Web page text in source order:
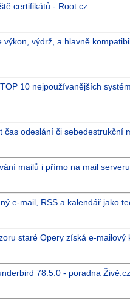
certifikátů - Root.cz
výkon, výdrž, a hlavně
10 nejpoužívanějších
čas odeslání či sebedestrukční
mailů i přímo na mail
e-mail, RSS a kalendář jako
staré Opery získá e-
78.5.0 - poradna